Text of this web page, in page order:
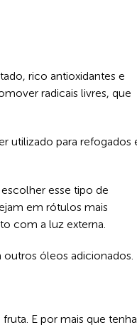
rico antioxidantes e
radicais livres, que
utilizado para refogados
esse tipo de
em rótulos mais
com a luz externa.
óleos adicionados.
E por mais que tenha